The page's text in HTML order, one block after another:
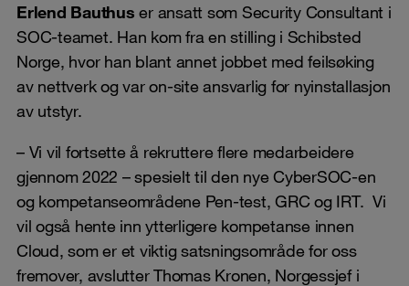
Erlend Bauthus er ansatt som Security Consultant i
SOC-teamet. Han kom fra en stilling i Schibsted
Norge, hvor han blant annet jobbet med feilsøking
av nettverk og var on-site ansvarlig for nyinstallasjon
av utstyr.
– Vi vil fortsette å rekruttere flere medarbeidere
gjennom 2022 – spesielt til den nye CyberSOC-en
og kompetanseområdene Pen-test, GRC og IRT. Vi
vil også hente inn ytterligere kompetanse innen
Cloud, som er et viktig satsningsområde for oss
fremover, avslutter Thomas Kronen, Norgessjef i